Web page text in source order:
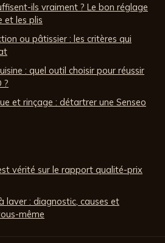
ils vraiment ? Le bon réglage
et les plis
ou pâtissier : les critères qui
: quel outil choisir pour réussir
?
et rinçage : détartrer une Senseo
vérité sur le rapport qualité-prix
laver : diagnostic, causes et
même